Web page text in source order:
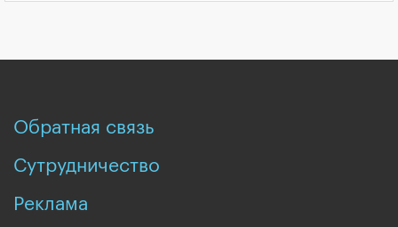
Обратная связь
Сутрудничество
Реклама